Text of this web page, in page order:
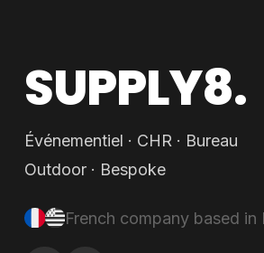
SUPPLY8.
Événementiel · CHR · Bureau
Outdoor · Bespoke
French company based in